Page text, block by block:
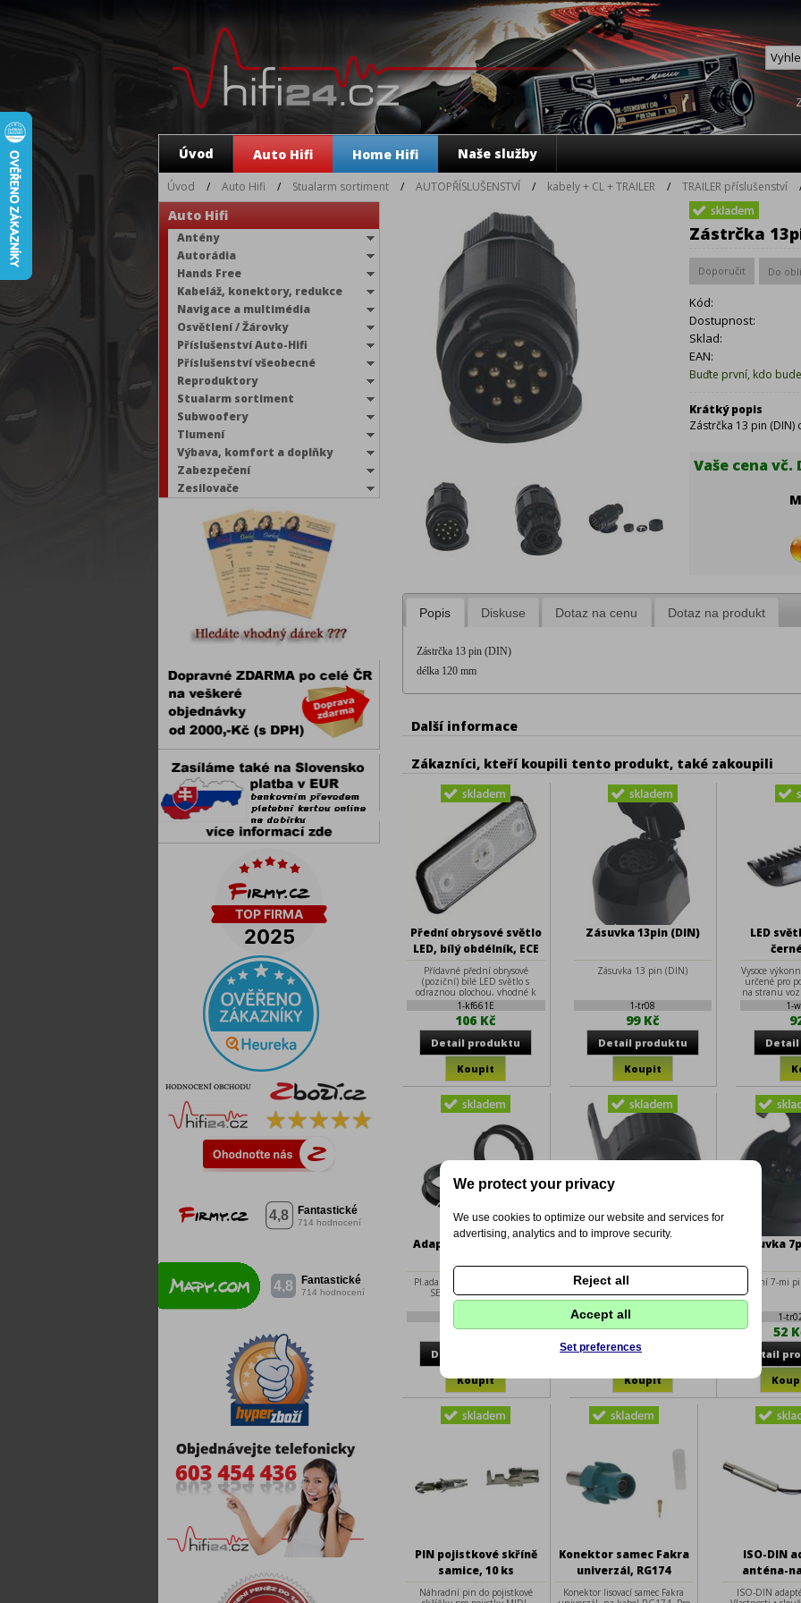
Úvod Auto Hifi Home Hifi Naše služby
Úvod / Auto Hifi / Stualarm sortiment / AUTOPŘÍSLUŠENSTVÍ / kabely + CL + TRAILER / TRAILER příslušenství
Auto Hifi
Antény
Autorádia
Hands Free
Kabeláž, konektory, redukce
Navigace a multimédia
Osvětlení / Žárovky
Příslušenství Auto-Hifi
Příslušenství všeobecné
Reproduktory
Stualarm sortiment
Subwoofery
Tlumení
Výbava, komfort a doplňky
Zabezpečení
Zesilovače
Zástrčka
Kód:
Dostupnost:
Sklad:
EAN:
Buďte první, kdo
Krátký popis
Zástrčka 13 pin (DIN)
Vaše cena vč.
Popis Diskuse Dotaz na cenu Dotaz na produkt
Zástrčka 13 pin (DIN)
délka 120 mm
Další informace
Zákazníci, kteří koupili tento produkt, také zakoupili
Přední obrysové světlo
LED, bílý obdélník, ECE
R7
Přídavné přední obrysové
(poziční) bílé LED světlo s
odraznou plochou, vhodné k
osvětlení nákladních vozidel,
kamionů, návěsů Technické
parametry • napájecí napětí: 12-
vysoce svítivé LED diody •
homologace: ECE R7 • rozměry:
96 x 31 mm • rozteč šroubů: 69
mm • gumové těsnění • do
montážního otvoru o průměru
20 mm a hloubce 14 mm
1-kf661E
106 Kč
Zásuvka 13pin (DIN)
Zásuvka 13 pin (DIN)
1-tr08
99 Kč
LED
Vysoce
určené pro
na stranu
1-
Adapter repro 165mm
Pl.adaptér repro 165mm VW /
SEAT / ŠKODA / AUDI
Výrobce:
112 Kč
Adaptér mini 7-13pin
Použití pro: zásuvka na vozidle
12 V / 7 pin, zástrčka na přívěsu
13pin (DIN).
1-tr04
99 Kč
Zásuvka
Standartní 7-mi
1-
52
PIN pojistkové skříně
samice, 10 ks
Náhradní pin do pojistkové
Konektor samec Fakra
univerzál, RG174
Konektor lisovací samec Fakra
ISO-DIN
anténa-
ISO-DIN
We protect your privacy
We use cookies to optimize our website and services for
advertising, analytics and to improve security.
Reject all
Accept all
Set preferences